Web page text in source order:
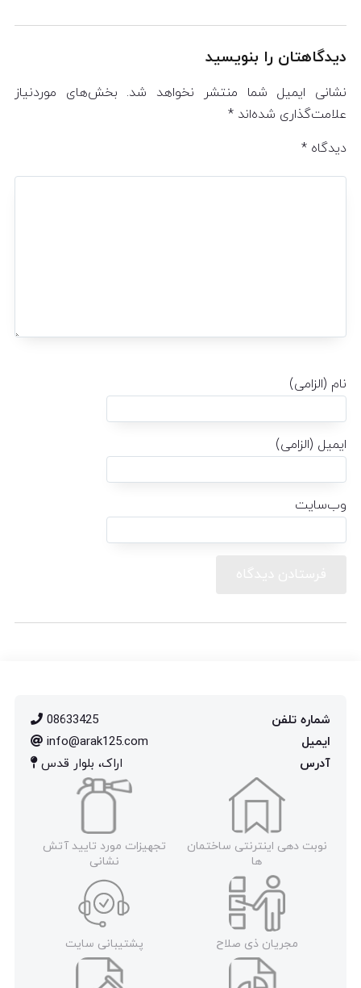
دیدگاهتان را بنویسید
نشانی ایمیل شما منتشر نخواهد شد. بخش‌های موردنیاز
علامت‌گذاری شده‌اند *
دیدگاه *
نام (الزامی)
ایمیل (الزامی)
وب‌سایت
شماره تلفن
08633425
ایمیل
info@arak125.com
آدرس
اراک، بلوار قدس
نوبت دهی اینترنتی ساختمان
ها
تجهیزات مورد تایید آتش
نشانی
مجریان ذی صلاح پشتیبانی سایت